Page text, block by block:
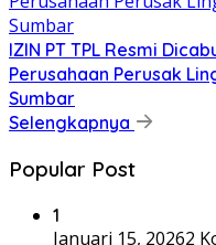
IZIN PT TPL Resmi
Perusahaan Perusak
Sumbar
Selengkapnya
Popular Post
1
Januari 15, 20262